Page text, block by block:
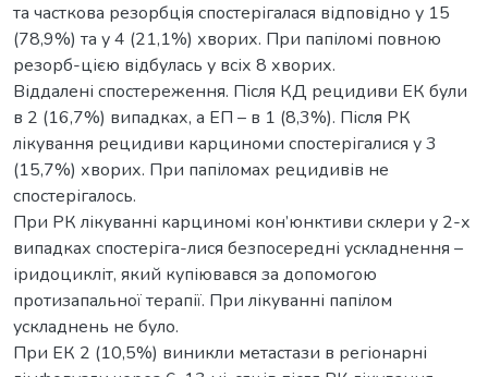
та часткова резорбція спостерігалася відповідно у 15
(78,9%) та у 4 (21,1%) хворих. При папіломі повною
резорб-цією відбулась у всіх 8 хворих.
Віддалені спостереження. Після КД рецидиви ЕК були
в 2 (16,7%) випадках, а ЕП – в 1 (8,3%). Після РК
лікування рецидиви карциноми спостерігалися у 3
(15,7%) хворих. При папіломах рецидивів не
спостерігалось.
При РК лікуванні карциномі кон’юнктиви склери у 2-х
випадках спостеріга-лися безпосередні ускладнення –
іридоцикліт, який купіювався за допомогою
протизапальної терапії. При лікуванні папілом
ускладнень не було.
При ЕК 2 (10,5%) виникли метастази в регіонарні